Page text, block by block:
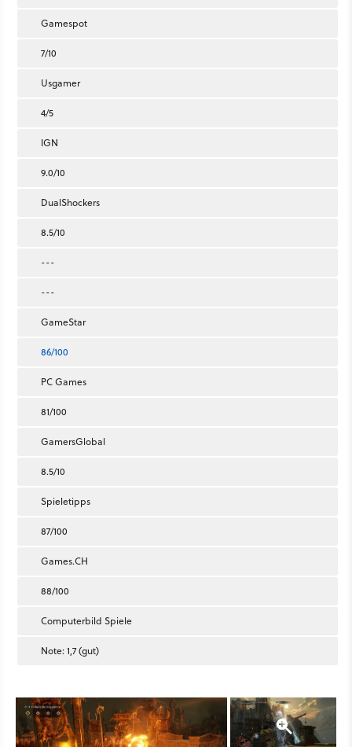
Gamespot
7/10
Usgamer
4/5
IGN
9.0/10
DualShockers
8.5/10
---
---
GameStar
86/100
PC Games
81/100
GamersGlobal
8.5/10
Spieletipps
87/100
Games.CH
88/100
Computerbild Spiele
Note: 1,7 (gut)